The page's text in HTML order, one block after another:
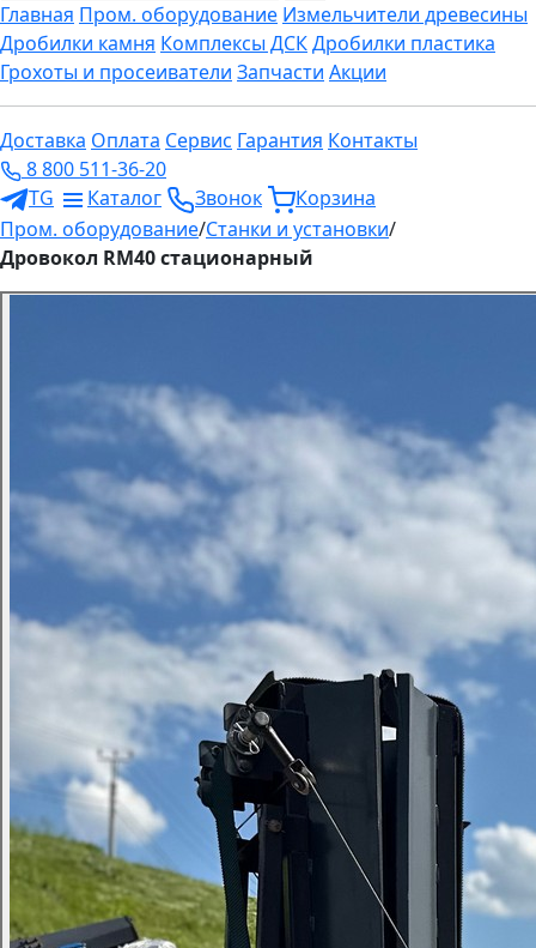
Главная Пром. оборудование Измельчители древесины
Дробилки камня Комплексы ДСКДробилки пластика
Грохоты и просеиватели Запчасти Акции
Доставка Оплата Сервис Гарантия Контакты
8 800 511-36-20
TG
Каталог Звонок
Корзина
Пром. оборудование/Станки и установки/
Дровокол RM40 стационарный